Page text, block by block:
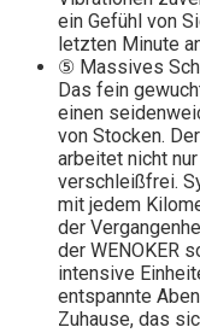
ein Gefühl von
letzten Minute
⑤ Massives
Das fein
einen
von Stocken.
arbeitet nicht
verschleißfrei.
mit jedem
der
der WENOKER
intensive
entspannte
Zuhause, das